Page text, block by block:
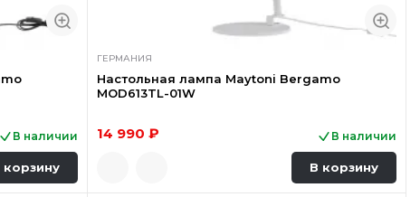
В наличии
корзину
ГЕРМАНИЯ
Настольная лампа Maytoni Bergamo
MOD613TL-01W
14 990 ₽ В наличии
В корзину